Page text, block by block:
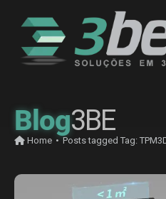
Blog3BE
Home • Posts tagged Tag: